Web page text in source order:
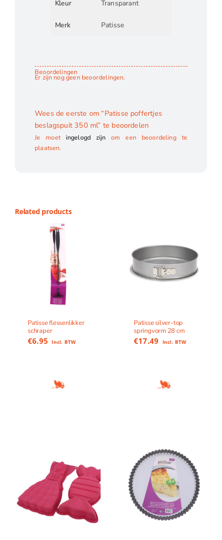
Kleur Transparant
Merk Patisse
Beoordelingen
Er zijn nog geen beoordelingen.
Wees de eerste om “Patisse poffertjes
beslagspuit 350 ml” te beoordelen
Je moet ingelogd zijn om een beoordeling te
plaatsen.
Related products
Patisse flessenlikker
schraper
€6.95 Incl. BTW
Patisse silver-top
springvorm 28 cm
€17.49 Incl. BTW